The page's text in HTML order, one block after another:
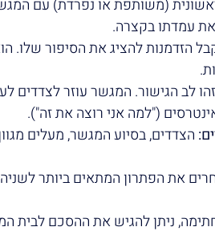
(משותפת או נפרדת) עם
עמדתו בקצרה.
הזדמנות להציג את הסיפור שלו.
זהו לב הגישור. המגשר עוזר לצדדים
("למה אני רוצה את זה").
הצדדים, בסיוע המגשר, מעלים
את הפתרון המתאים ביותר
ניתן להגיש את ההסכם לבית